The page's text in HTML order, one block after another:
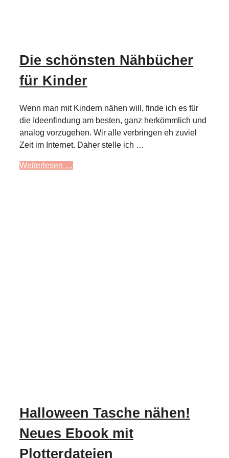
Die schönsten Nähbücher
für Kinder
Wenn man mit Kindern nähen will, finde ich es für
die Ideenfindung am besten, ganz herkömmlich und
analog vorzugehen. Wir alle verbringen eh zuviel
Zeit im Internet. Daher stelle ich …
Weiterlesen …
Halloween Tasche nähen!
Neues Ebook mit
Plotterdateien